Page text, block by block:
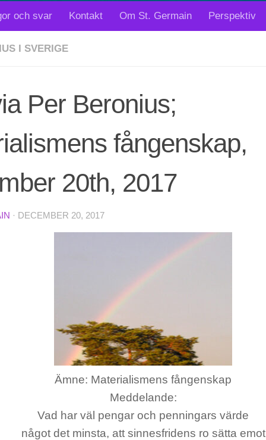
och svar Kontakt Om St. Germain Perspektiv
I SVERIGE
Per Beronius;
fångenskap,
20th, 2017
· DECEMBER 20, 2017
Ämne: Materialismens fångenskap
Meddelande:
Vad har väl pengar och penningars värde
något det minsta, att sinnesfridens ro sätta emot